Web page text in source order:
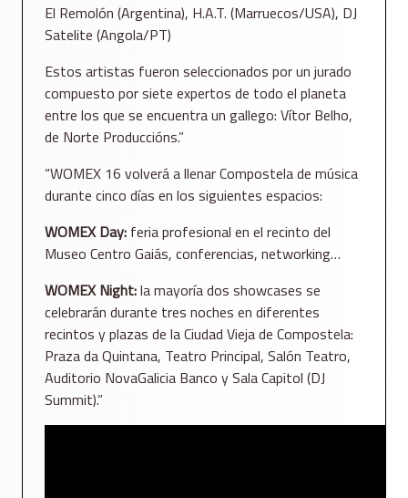
El Remolón (Argentina), H.A.T. (Marruecos/USA), DJ
Satelite (Angola/PT)
Estos artistas fueron seleccionados por un jurado
compuesto por siete expertos de todo el planeta
entre los que se encuentra un gallego: Vítor Belho,
de Norte Produccións.”
“WOMEX 16 volverá a llenar Compostela de música
durante cinco días en los siguientes espacios:
WOMEX Day: feria profesional en el recinto del
Museo Centro Gaiás, conferencias, networking…
WOMEX Night:la mayoría dos showcases se
celebrarán durante tres noches en diferentes
recintos y plazas de la Ciudad Vieja de Compostela:
Praza da Quintana, Teatro Principal, Salón Teatro,
Auditorio NovaGalicia Banco y Sala Capitol (DJ
Summit).”